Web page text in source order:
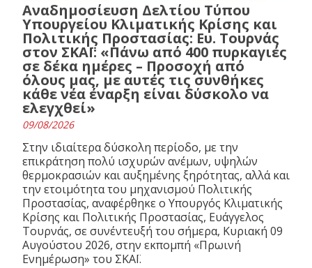
Αναδημοσίευση Δελτίου Τύπου
Υπουργείου Κλιματικής Κρίσης και
Πολιτικής Προστασίας: Ευ. Τουρνάς
στον ΣΚΑΪ: «Πάνω από 400 πυρκαγιές
σε δέκα ημέρες – Προσοχή από
όλους μας, με αυτές τις συνθήκες
κάθε νέα έναρξη είναι δύσκολο να
ελεγχθεί»
09/08/2026
Στην ιδιαίτερα δύσκολη περίοδο, με την
επικράτηση πολύ ισχυρών ανέμων, υψηλών
θερμοκρασιών και αυξημένης ξηρότητας, αλλά και
την ετοιμότητα του μηχανισμού Πολιτικής
Προστασίας, αναφέρθηκε ο Υπουργός Κλιματικής
Κρίσης και Πολιτικής Προστασίας, Ευάγγελος
Τουρνάς, σε συνέντευξή του σήμερα, Κυριακή 09
Αυγούστου 2026, στην εκπομπή «Πρωινή
Ενημέρωση» του ΣΚΑΪ.